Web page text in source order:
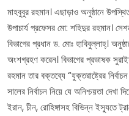
মাহবুবুর রহমান। এছাড়াও অনুষ্ঠানে
উপাচার্য প্রফেসর মো: শহিদুর রহমান।
বিভাগের প্রধান ড. মোঃ হাবিবুল্লাহ্।
অংশগ্রহণ করেন। বিভাগের প্রভাষক
রহমান তার বক্তব্যে “যুক্তরাষ্ট্রের
সালের নির্বাচন নিয়ে যে অনিশ্চয়তা
ইরান, চীন, রোহিঙ্গাসহ বিভিন্ন ইস্যুতে